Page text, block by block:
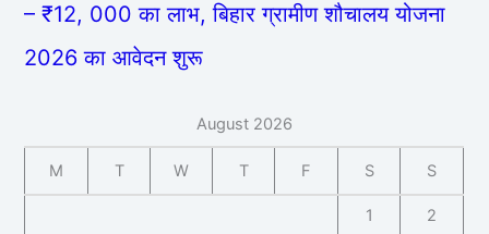
– ₹12, 000 का लाभ, बिहार ग्रामीण शौचालय योजना
2026 का आवेदन शुरू
August 2026
M T W T F S S
1 2